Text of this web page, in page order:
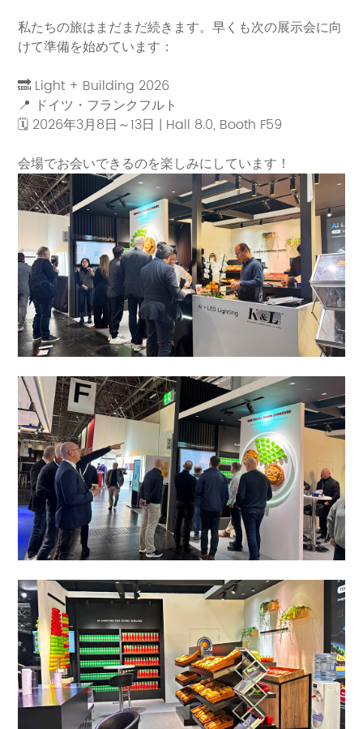
私たちの旅はまだまだ続きます。早くも次の展示会に向
けて準備を始めています：
🔜 Light + Building 2026
📍 ドイツ・フランクフルト
🗓 2026年3月8日～13日 | Hall 8.0, Booth F59
会場でお会いできるのを楽しみにしています！